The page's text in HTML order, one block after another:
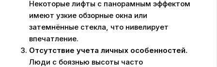
Некоторые лифты с панорамным эффектом
имеют узкие обзорные окна или
затемнённые стекла, что нивелирует
впечатление.
Отсутствие учета личных особенностей.
Люди с боязнью высоты часто